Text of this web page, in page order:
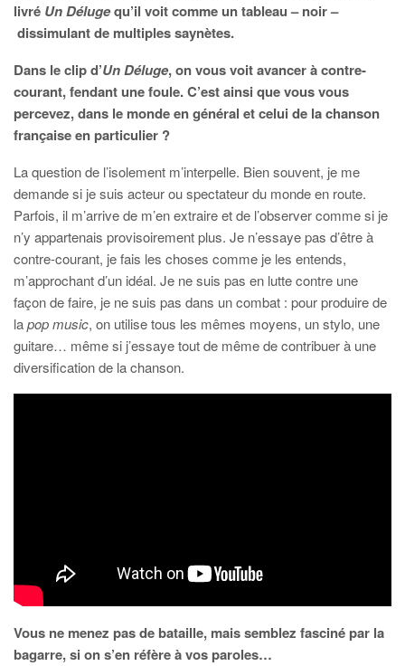
livré Un Délugequ’il voit comme un tableau – noir –
dissimulant de multiples saynètes.
Dans le clip d’Un Déluge, on vous voit avancer à contre-
courant, fendant une foule. C’est ainsi que vous vous
percevez, dans le monde en général et celui de la chanson
française en particulier ?
La question de l’isolement m’interpelle. Bien souvent, je me
demande si je suis acteur ou spectateur du monde en route.
Parfois, il m’arrive de m’en extraire et de l’observer comme si je
n’y appartenais provisoirement plus. Je n’essaye pas d’être à
contre-courant, je fais les choses comme je les entends,
m’approchant d’un idéal. Je ne suis pas en lutte contre une
façon de faire, je ne suis pas dans un combat : pour produire de
lapop music, on utilise tous les mêmes moyens, un stylo, une
guitare… même si j’essaye tout de même de contribuer à une
diversification de la chanson.
Vous ne menez pas de bataille, mais semblez fasciné par la
bagarre, si on s’en réfère à vos paroles…